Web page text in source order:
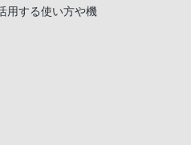
用する使い方や機